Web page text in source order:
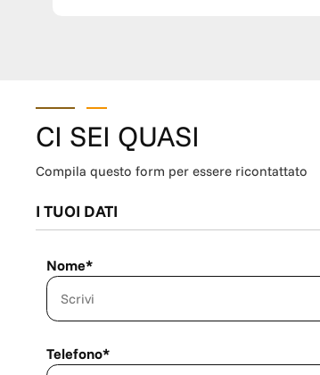
CI SEI QUASI
Compila questo form per essere ricontattato
I TUOI DATI
Nome*
Telefono*